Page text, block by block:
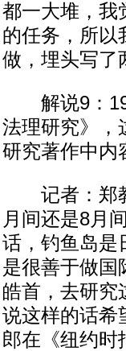
都一大堆，我
的任务，所以
做，埋头写了
解说9：
法理研究》，
研究著作中内
记者：郑教
月间还是8月
话，钓鱼岛是
是很善于做国
皓首，去研究
说这样的话希
郎在《纽约时